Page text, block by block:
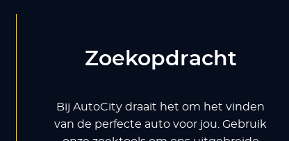
Zoekopdracht
Bij AutoCity draait het om het vinden
van de perfecte auto voor jou. Gebruik